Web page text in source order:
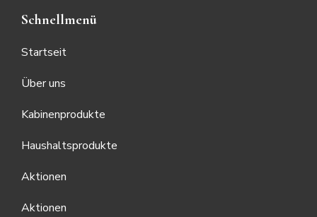
Schnellmenü
Startseit
Über uns
Kabinenprodukte
Haushaltsprodukte
Aktionen
Aktionen